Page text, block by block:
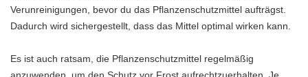
Verunreinigungen, bevor du das Pflanzenschutzmittel aufträgst.
Dadurch wird sichergestellt, dass das Mittel optimal wirken kann.
Es ist auch ratsam, die Pflanzenschutzmittel regelmäßig